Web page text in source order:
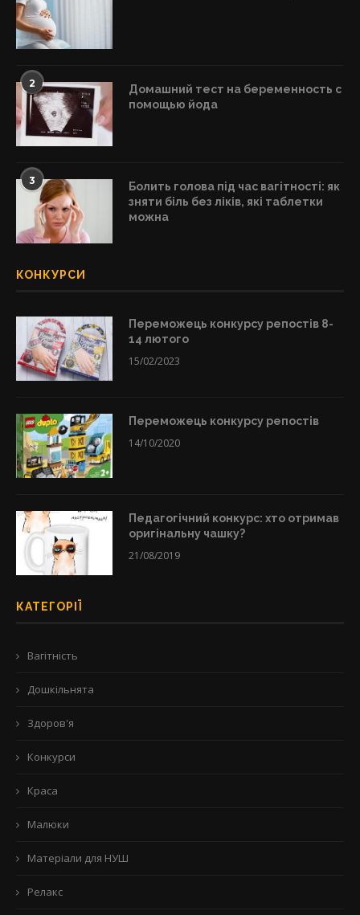
2
Домашний тест на беременность с
помощью йода
3
Болить голова під час вагітності: як
зняти біль без ліків, які таблетки
можна
КОНКУРСИ
Переможець конкурсу репостів 8-
14 лютого
15/02/2023
Переможець конкурсу репостів
14/10/2020
Педагогічний конкурс: хто отримав
оригінальну чашку?
21/08/2019
КАТЕГОРІЇ
Вагітність
Дошкільнята
Здоров'я
Конкурси
Краса
Малюки
Матеріали для НУШ
Релакс